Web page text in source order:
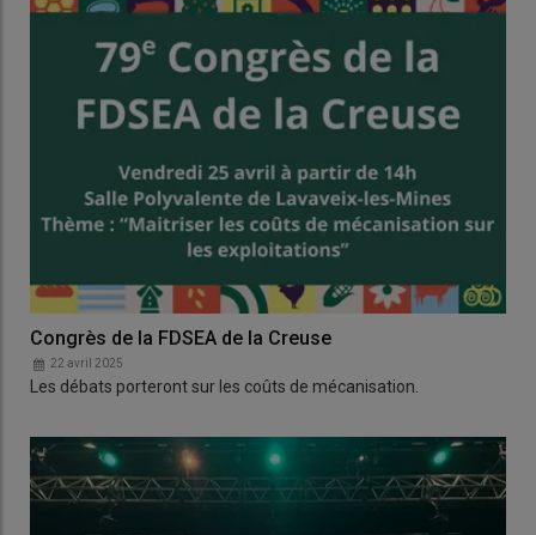
Congrès de la FDSEA de la Creuse
22 avril 2025
Les débats porteront sur les coûts de mécanisation.